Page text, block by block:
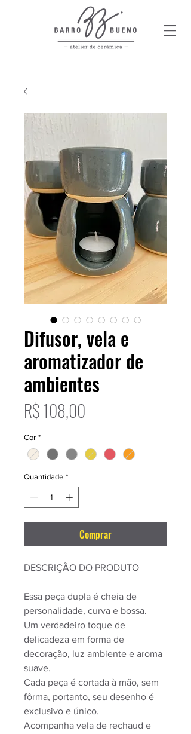
Difusor, vela e
aromatizador de
ambientes
R$ 108,00
Cor *
Quantidade *
Comprar
DESCRIÇÃO DO PRODUTO
Essa peça dupla é cheia de
personalidade, curva e bossa.
Um verdadeiro toque de
delicadeza em forma de
decoração, luz ambiente e aroma
suave.
Cada peça é cortada à mão, sem
fôrma, portanto, seu desenho é
exclusivo e único.
Acompanha vela de rechaud e